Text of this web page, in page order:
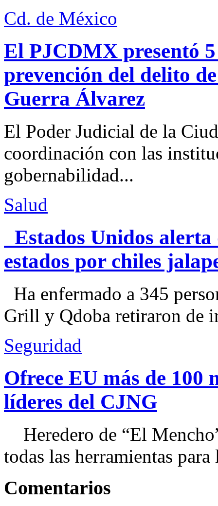
Cd. de México
El PJCDMX presentó
prevención del delito
Guerra Álvarez
El Poder Judicial de la
coordinación con las
gobernabilidad...
Salud
Estados Unidos alerta
estados por chiles
Ha enfermado a 345
Grill y Qdoba retiraron de
Seguridad
Ofrece EU más de 100
líderes del CJNG
Heredero de “El
todas las herramientas
Comentarios